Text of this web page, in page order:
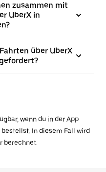
zusammen mit
UberX in
über UberX
wenn du in der App
In diesem Fall wird
berechnet.